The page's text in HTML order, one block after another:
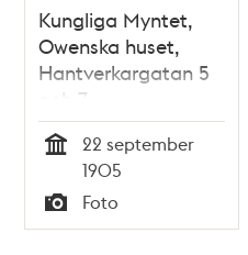
Kungliga Myntet,
Owenska huset,
Hantverkargatan 5
och 7
22 september
1905
Typ
Foto